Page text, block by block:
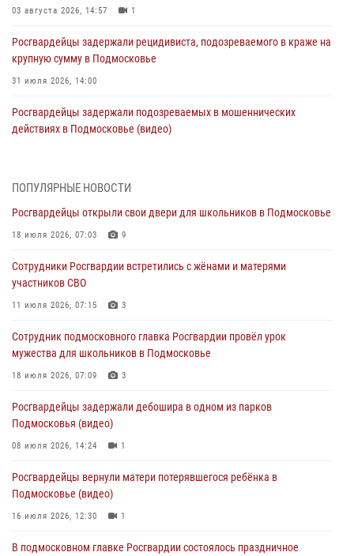
03 августа 2026, 14:57 1
Росгвардейцы задержали рецидивиста, подозреваемого в краже на
крупную сумму в Подмосковье
31 июля 2026, 14:00
Росгвардейцы задержали подозреваемых в мошеннических
действиях в Подмосковье (видео)
Росгвардейцы задержали нетрезвую автоледи в Подмосковье
30 июля 2026, 08:10
федеральном розыске (видео)
29 июля 2026, 14:44
29 июля 2026, 14:37
Росгвардейцы задержали нетрезвого нарушителя общественного
27 июля 2026, 14:12
ПОПУЛЯРНЫЕ НОВОСТИ
Росгвардейцы открыли свои двери для школьников в Подмосковье
18 июля 2026, 07:03 9
Сотрудники Росгвардии встретились с жёнами и матерями
участников СВО
11 июля 2026, 07:15 3
Сотрудник подмосковного главка Росгвардии провёл урок
мужества для школьников в Подмосковье
18 июля 2026, 07:09 3
Росгвардейцы задержали дебошира в одном из парков
Подмосковья (видео)
08 июля 2026, 14:24 1
Росгвардейцы вернули матери потерявшегося ребёнка в
Подмосковье (видео)
16 июля 2026, 12:30 1
В подмосковном главке Росгвардии состоялось праздничное